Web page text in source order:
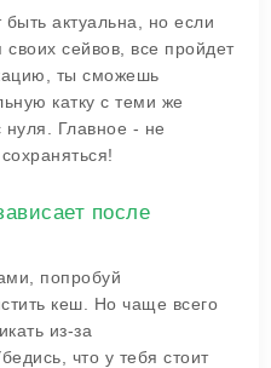
актуальна, но если
сейвов, все пройдет
ты сможешь
катку с теми же
нуля. Главное - не
после
попробуй
кеш. Но чаще всего
из-за
что у тебя стоит